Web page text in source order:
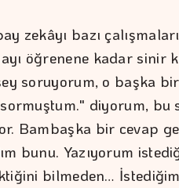
zekâyı bazı
öğrenene kadar sinir
soruyorum, o başka
diyorum, bu
Bambaşka bir cevap
bunu. Yazıyorum
bilmeden…